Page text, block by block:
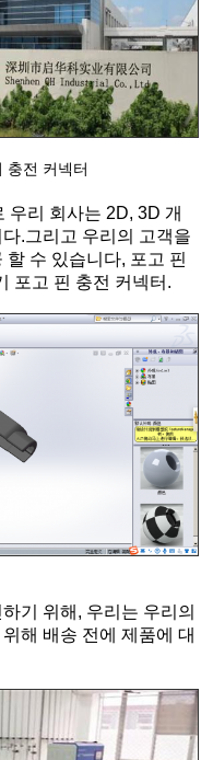
충전 커넥터
우리 회사는 2D, 3D 개
.그리고 우리의 고객을
수 있습니다, 포고 핀
포고 핀 충전 커넥터.
기 위해, 우리는 우리의
해 배송 전에 제품에 대